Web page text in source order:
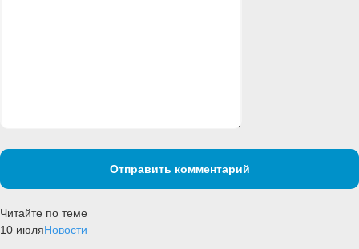
Отправить комментарий
Читайте по теме
10 июляНовости